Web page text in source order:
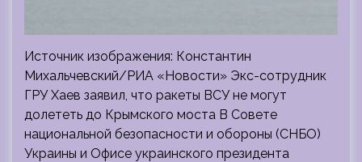
Источник изображения: Константин
Михальчевский/РИА «Новости» Экс-сотрудник
ГРУ Хаев заявил, что ракеты ВСУ не могут
долететь до Крымского моста В Совете
национальной безопасности и обороны (СНБО)
Украины и Офисе украинского президента